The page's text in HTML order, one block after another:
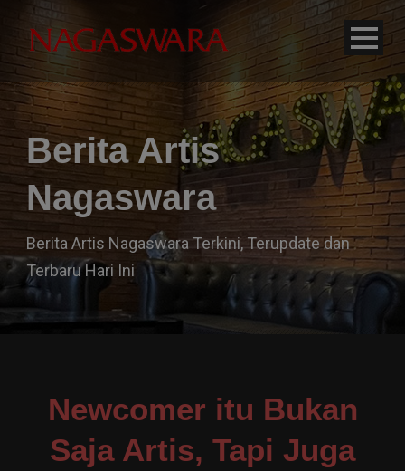
Berita Artis
Nagaswara
Berita Artis Nagaswara Terkini, Terupdate dan
Terbaru Hari Ini
Newcomer itu Bukan
Saja Artis, Tapi Juga
modal-check